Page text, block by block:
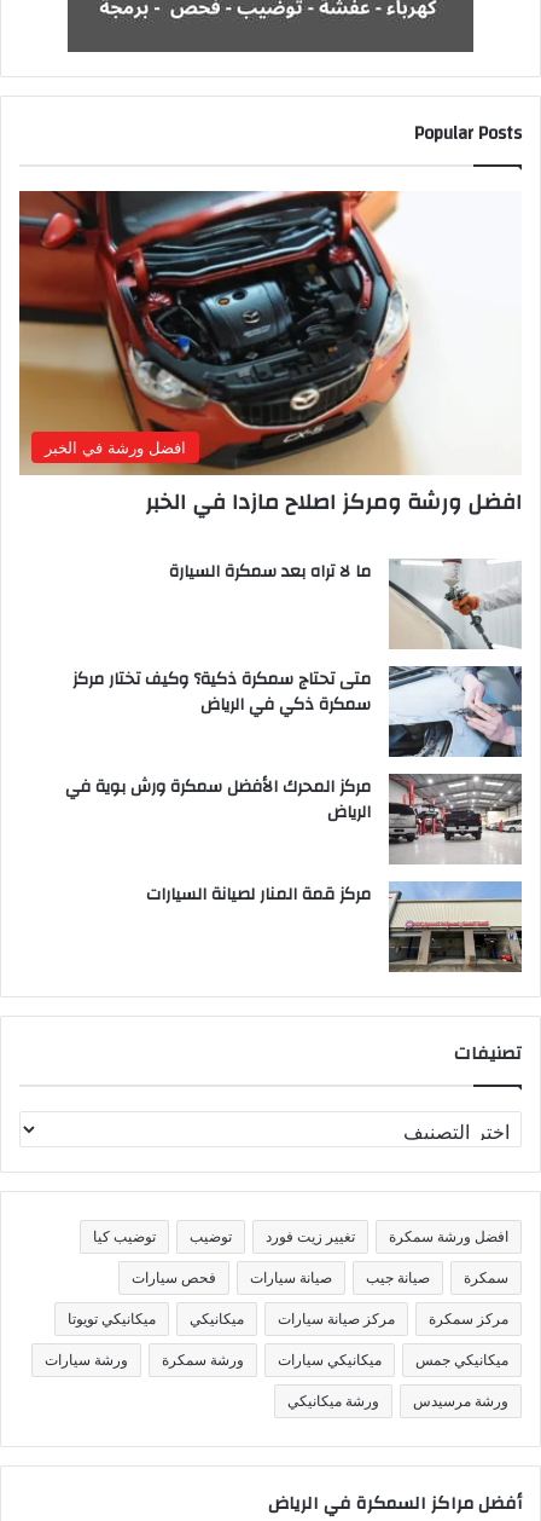
Popular Posts
افضل ورشة في الخبر
افضل ورشة ومركز اصلاح مازدا في الخبر
ما لا تراه بعد سمكرة السيارة
متى تحتاج سمكرة ذكية؟ وكيف تختار مركز
سمكرة ذكي في الرياض
مركز المحرك الأفضل سمكرة ورش بوية في
الرياض
مركز قمة المنار لصيانة السيارات
تصنيفات
افضل ورشة سمكرة تغيير زيت فورد توضيب توضيب كيا
سمكرة صيانة جيب صيانة سيارات فحص سيارات
مركز سمكرة مركز صيانة سيارات ميكانيكي ميكانيكي تويوتا
ميكانيكي جمس ميكانيكي سيارات ورشة سمكرة ورشة سيارات
ورشة مرسيدس ورشة ميكانيكي
أفضل مراكز السمكرة في الرياض